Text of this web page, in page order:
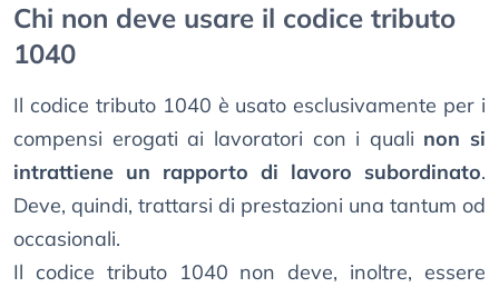
Chi non deve usare il codice tributo
1040
Il codice tributo 1040 è usato esclusivamente per i
compensi erogati ai lavoratori con i quali non si
intrattiene un rapporto di lavoro subordinato.
Deve, quindi, trattarsi di prestazioni una tantum od
occasionali.
Il codice tributo 1040 non deve, inoltre, essere